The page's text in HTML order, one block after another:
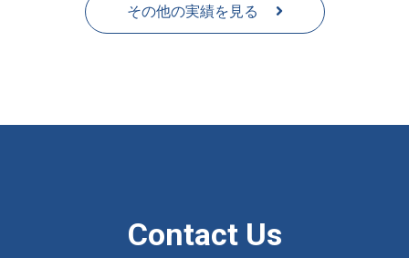
その他の実績を見る
Contact Us